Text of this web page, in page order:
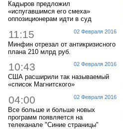
Кадыров предложил
«испугавшимся его смеха»
оппозиционерам идти в суд
02 Февраля 2016
11:15
Минфин отрезал от антикризисного
плана 210 млрд руб.
02 Февраля 2016
10:43
США расширили так называемый
«список Магнитского»
02 Февраля 2016
04:00
Все больше и больше новых
программ появляется на
телеканале "Синие страницы"